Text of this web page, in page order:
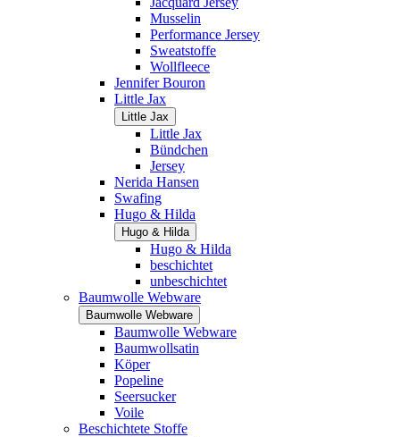
Musselin
Performance Jersey
Sweatstoffe
Wollfleece
Jennifer Bouron
Little Jax
Little Jax
Little Jax
Bündchen
Jersey
Nerida Hansen
Swafing
Hugo & Hilda
Hugo & Hilda
Hugo & Hilda
beschichtet
unbeschichtet
Baumwolle Webware
Baumwolle Webware
Baumwolle Webware
Baumwollsatin
Köper
Popeline
Seersucker
Voile
Beschichtete Stoffe